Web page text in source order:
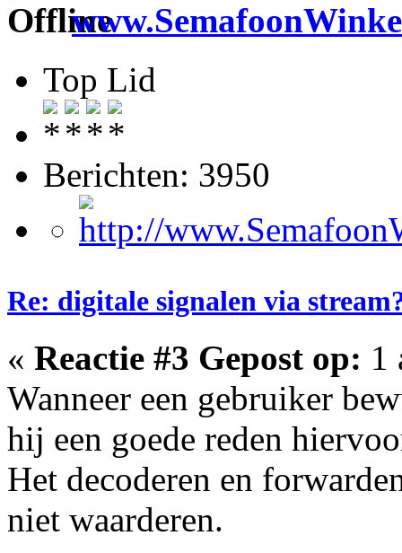
Top Lid
Berichten: 3950
Re: digitale signalen via
« Reactie #3 Gepost op: 1
Wanneer een gebruiker
hij een goede reden
Het decoderen en
niet waarderen.